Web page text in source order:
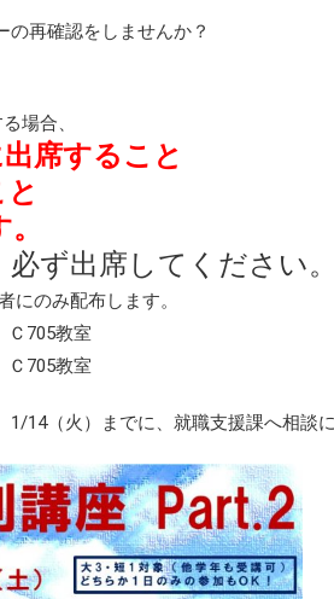
再確認をしませんか？
場合、
席すること
ず出席してください。
にのみ配布します。
705教室
705教室
14（火）までに、就職支援課へ相談に